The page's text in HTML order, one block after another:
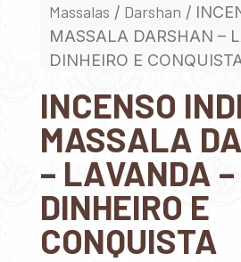
Massalas / Darshan /
MASSALA DARSHAN –
DINHEIRO E
INCENSO
MASSALA
– LAVANDA –
DINHEIRO E
CONQUISTA